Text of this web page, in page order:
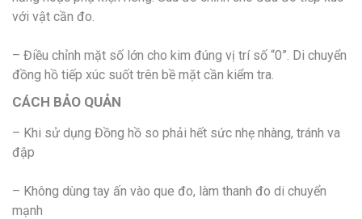
với vật cần đo.
– Điều chỉnh mặt số lớn cho kim đúng vị trí số “0”. Di chuyển
đồng hồ tiếp xúc suốt trên bề mặt cần kiểm tra.
CÁCH BẢO QUẢN
– Khi sử dụng Đồng hồ so phải hết sức nhẹ nhàng, tránh va
đập
– Không dùng tay ấn vào que đo, làm thanh đo di chuyển
mạnh